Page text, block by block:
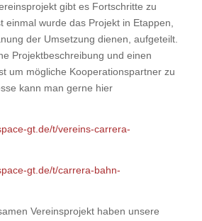
gibt es Fortschritte zu
einmal wurde das Projekt in Etappen,
der Umsetzung dienen, aufgeteilt.
Projektbeschreibung und einen
um mögliche Kooperationspartner zu
kann man gerne hier
gt.de/t/vereins-carrera-
gt.de/t/carrera-bahn-
Vereinsprojekt haben unsere